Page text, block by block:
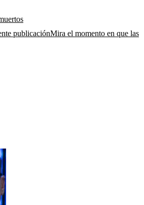
publicaciónMira el momento en que las